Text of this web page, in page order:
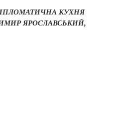
КУXНЯ
ЯРОСЛАВСЬКИЙ,